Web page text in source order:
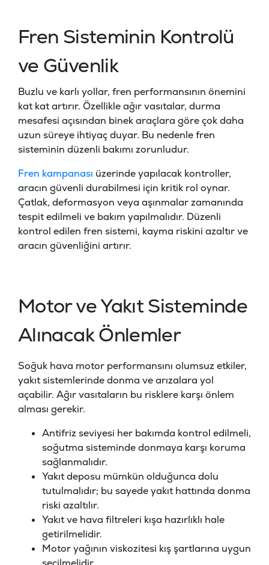
Fren Sisteminin Kontrolü
ve Güvenlik
Buzlu ve karlı yollar, fren performansının önemini
kat kat artırır. Özellikle ağır vasıtalar, durma
mesafesi açısından binek araçlara göre çok daha
uzun süreye ihtiyaç duyar. Bu nedenle fren
sisteminin düzenli bakımı zorunludur.
Fren kampanası üzerinde yapılacak kontroller,
aracın güvenli durabilmesi için kritik rol oynar.
Çatlak, deformasyon veya aşınmalar zamanında
tespit edilmeli ve bakım yapılmalıdır. Düzenli
kontrol edilen fren sistemi, kayma riskini azaltır ve
aracın güvenliğini artırır.
Motor ve Yakıt Sisteminde
Alınacak Önlemler
Soğuk hava motor performansını olumsuz etkiler,
yakıt sistemlerinde donma ve arızalara yol
açabilir. Ağır vasıtaların bu risklere karşı önlem
alması gerekir.
Antifriz seviyesi her bakımda kontrol edilmeli,
soğutma sisteminde donmaya karşı koruma
sağlanmalıdır.
Yakıt deposu mümkün olduğunca dolu
tutulmalıdır; bu sayede yakıt hattında donma
riski azaltılır.
Yakıt ve hava filtreleri kışa hazırlıklı hale
getirilmelidir.
Motor yağının viskozitesi kış şartlarına uygun